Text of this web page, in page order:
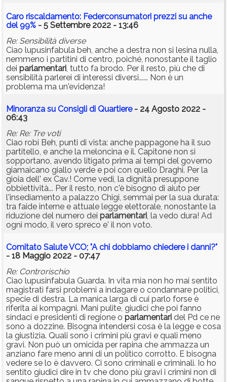
Caro riscaldamento: Federconsumatori prezzi su anche
del 99% - 5 Settembre 2022 - 13:46
Re: Sensibilità diverse
Ciao lupusinfabula beh, anche a destra non si lesina nulla,
nemmeno i partitini di centro, poiché, nonostante il taglio
dei parlamentari, tutto fa brodo. Per il resto, più che di
sensibilità parlerei di interessi diversi...... Non è un
problema ma un'evidenza!
Minoranza su Consigli di Quartiere- 24 Agosto 2022 -
06:43
Re: Re: Tre voti
Ciao robi Beh, punti di vista: anche pappagone ha il suo
partitello, e anche la meloncina e il. Capitone non si
sopportano, avendo litigato prima ai tempi del governo
giamaicano giallo verde e poi con quello Draghi. Per la
gioia dell' ex Cav.! Come vedi, la dignità presuppone
obbiettività... Per il resto, non c'è bisogno di aiuto per
l'insediamento a palazzo Chigi, semmai per la sua durata:
tra faide interne e attuale legge elettorale, nonostante la
riduzione del numero dei parlamentari, la vedo dura! Ad
ogni modo, il vero spreco e' il non voto.
Comitato Salute VCO; "A chi dobbiamo chiedere i danni?"
- 18 Maggio 2022 - 07:47
Re: Controrischio
Ciao lupusinfabula Guarda. In vita mia non ho mai sentito
magistrati farsi problemi a indagare o condannare politici,
specie di destra. La manica larga di cui parlo forse è
riferita ai kompagni. Mani pulite, giudici che poi fanno
sindaci e presidenti di regione o parlamentari del Pd ce ne
sono a dozzine. Bisogna intendersi cosa è la legge e cosa
la giustizia. Quali sono i crimini più gravi e quali meno
gravi. Non può un omicida per rapina che ammazza un
anziano fare meno anni di un politico corrotto. E bisogna
vedere se lo è davvero. Ci sono criminali e criminali. Io ho
sentito giudici dire in tv che dono più gravi i crimini non di